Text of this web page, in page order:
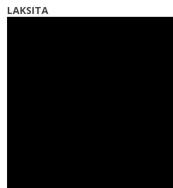
LAKSITA